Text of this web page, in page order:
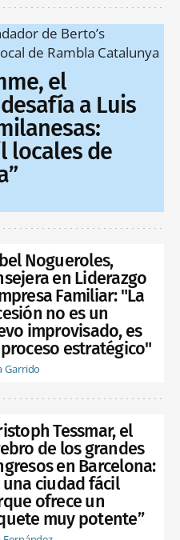
el
a Luis
locales de
Nogueroles,
en Liderazgo
Familiar: "La
no es un
improvisado, es
estratégico"
Garrido
Tessmar, el
de los grandes
en Barcelona:
una ciudad fácil
ofrece un
muy potente”